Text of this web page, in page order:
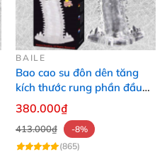
BAILE
Bao cao su đôn dên tăng
kích thước rung phần đầu
dương vật Baile Braveman
380.000₫
413.000₫
-8%
(865)